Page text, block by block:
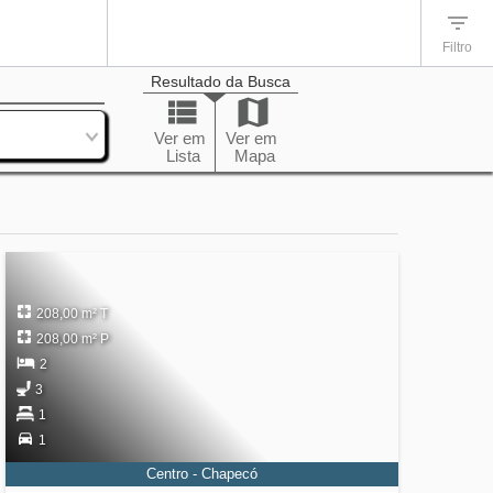
Filtro
Resultado da Busca
Ver em
Lista
Ver em
Mapa
208,00 m² T
208,00 m² P
2
3
1
1
Centro - Chapecó